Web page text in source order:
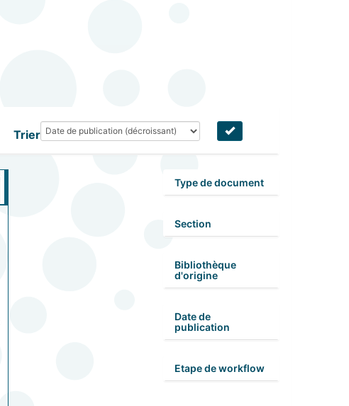
Trier
Type de document
Section
Bibliothèque
d'origine
Date de
publication
Etape de workflow